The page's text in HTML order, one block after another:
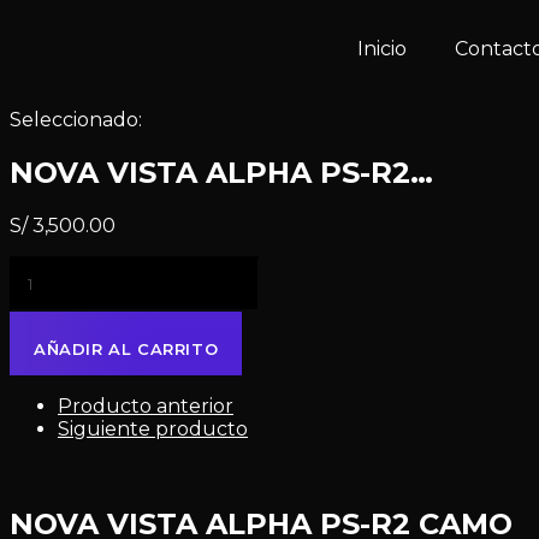
Inicio
Seleccionado:
NOVA VISTA ALPHA PS-R2…
S/3,500.00
AÑADIR AL CARRITO
Producto anterior
Siguiente producto
NOVA VISTA ALPHA PS-R2 CAMO